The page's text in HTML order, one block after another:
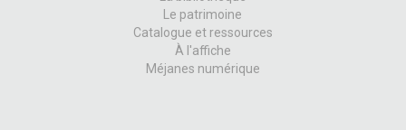
Le patrimoine
Catalogue et ressources
À l'affiche
Méjanes numérique